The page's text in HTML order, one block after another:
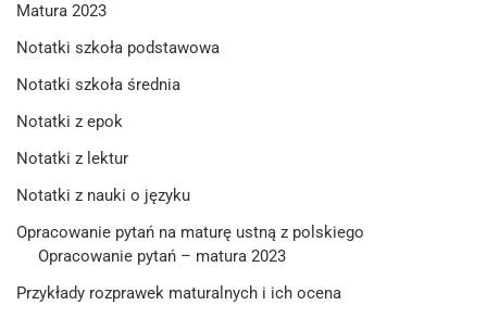
Matura 2023
Notatki szkoła podstawowa
Notatki szkoła średnia
Notatki z epok
Notatki z lektur
Notatki z nauki o języku
Opracowanie pytań na maturę ustną z polskiego
Opracowanie pytań – matura 2023
Przykłady rozprawek maturalnych i ich ocena